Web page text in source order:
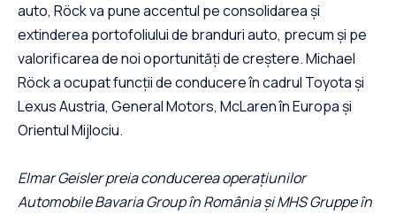
auto, Röck va pune accentul pe consolidarea și
extinderea portofoliului de branduri auto, precum și pe
valorificarea de noi oportunități de creștere. Michael
Röck a ocupat funcții de conducere în cadrul Toyota și
Lexus Austria, General Motors, McLaren în Europa și
Orientul Mijlociu.
Elmar Geisler preia conducerea operațiunilor
Automobile Bavaria Group în România și MHS Gruppe în